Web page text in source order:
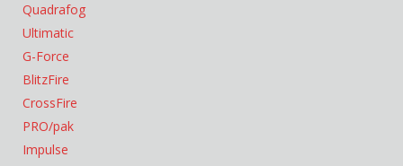
Quadrafog
Ultimatic
G-Force
BlitzFire
CrossFire
PRO/pak
Impulse